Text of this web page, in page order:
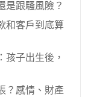
是跟騷風險？
和客戶到底算
孩子出生後，
？感情、財產